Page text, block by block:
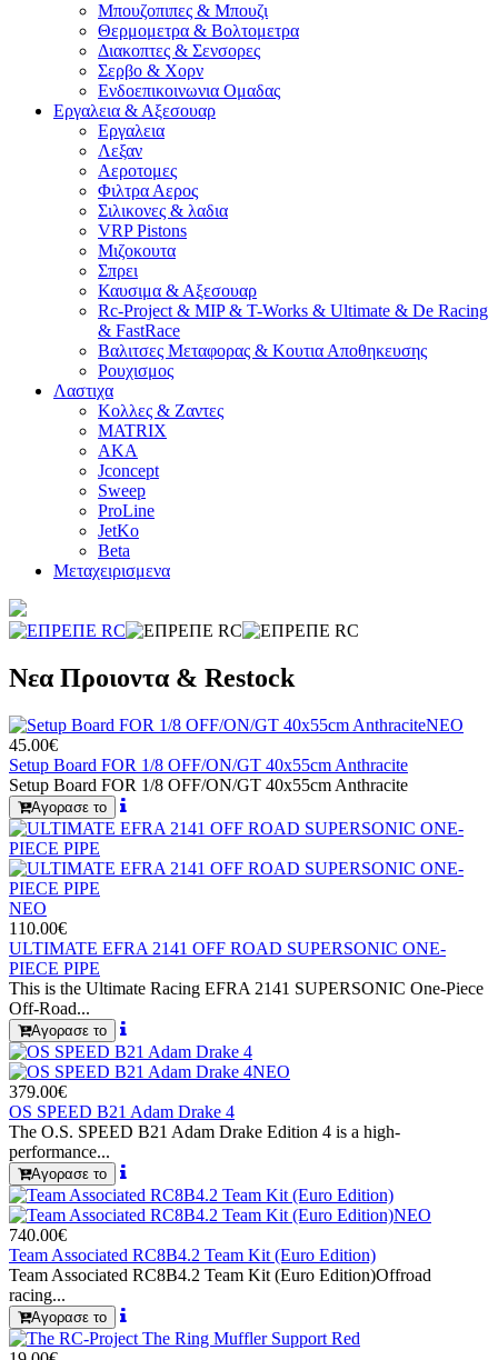
Μπουζοπιπες & Μπουζι
Θερμομετρα & Βολτομετρα
Διακοπτες & Σενσορες
Σερβο & Χορν
Ενδοεπικοινωνια Ομαδας
Εργαλεια & Αξεσουαρ
Εργαλεια
Λεξαν
Αεροτομες
Φιλτρα Αερος
Σιλικονες & λαδια
VRP Pistons
Μιζοκουτα
Σπρει
Καυσιμα & Αξεσουαρ
Rc-Project & MIP & T-Works & Ultimate & De Racing
& FastRace
Βαλιτσες Μεταφορας & Κουτια Αποθηκευσης
Ρουχισμος
Λαστιχα
Κολλες & Ζαντες
MATRIX
AKA
Jconcept
Sweep
ProLine
JetKo
Beta
Μεταχειρισμενα
Νεα Προιοντα & Restock
ΝΕΟ
45.00€
Setup Board FOR 1/8 OFF/ON/GT 40x55cm Anthracite
Setup Board FOR 1/8 OFF/ON/GT 40x55cm Anthracite
Αγορασε το
ΝΕΟ
110.00€
ULTIMATE EFRA 2141 OFF ROAD SUPERSONIC ONE-
PIECE PIPE
This is the Ultimate Racing EFRA 2141 SUPERSONIC One-Piece
Off-Road...
Αγορασε το
ΝΕΟ
379.00€
OS SPEED B21 Adam Drake 4
The O.S. SPEED B21 Adam Drake Edition 4 is a high-
performance...
Αγορασε το
ΝΕΟ
740.00€
Team Associated RC8B4.2 Team Kit (Euro Edition)
Team Associated RC8B4.2 Team Kit (Euro Edition)Offroad
racing...
Αγορασε το